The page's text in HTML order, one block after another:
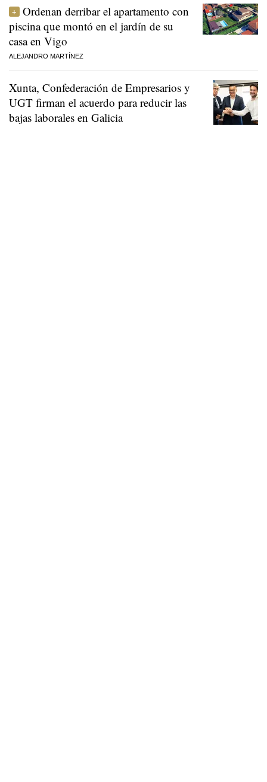
Ordenan derribar el apartamento con
piscina que montó en el jardín de su
casa en Vigo
ALEJANDRO MARTÍNEZ
Xunta, Confederación de Empresarios y
UGT firman el acuerdo para reducir las
bajas laborales en Galicia